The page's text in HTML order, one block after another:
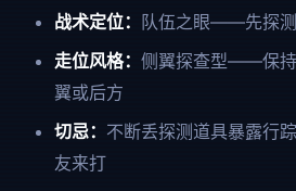
战术定位： 队伍之眼——先探
走位风格： 侧翼探查型——保
翼或后方
切忌： 不断丢探测道具暴露行
友来打